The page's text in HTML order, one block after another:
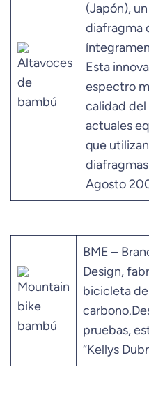
(Japón),
diafragma
Esta
espectro
calidad del
actuales
que
Agosto
BME –
Design,
bicicleta
pruebas,
“Kellys